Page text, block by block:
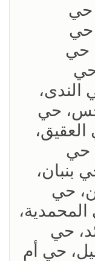
حي
حي
حي
حي
الندى،
حي
حي
بنبان،
حي
حي
حي أم